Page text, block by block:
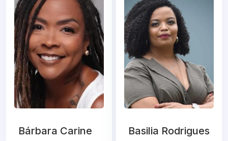
Bárbara Carine Basilia Rodrigues